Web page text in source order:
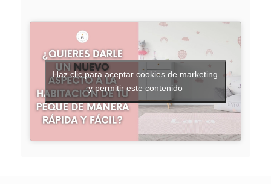
Haz clic para aceptar cookies de marketing
y permitir este contenido